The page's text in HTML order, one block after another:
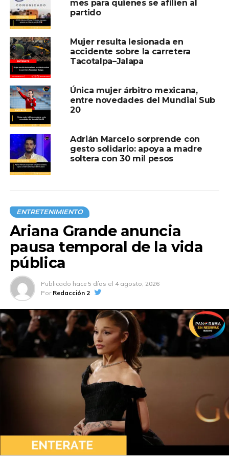
Baldwin a enfrentar hasta 18 meses de prisión, si se
demuestra su culpabilidad.
Compartir en:
TEMAS RELACIONADOS: ALEC BALDWIN
CAFETERÍA
CELULAR
CONFRONTACIÓN GOLPEÓ
MUJER
PORTADA
Andrea Bocelli celebrará aniversario con
latino
NO TE PIERDAS
Tuit falso desata polémica entre Bellakath y
Wendy Guevara
mes para quienes se afilien al
partido
Mujer resulta lesionada en
accidente sobre la carretera
Tacotalpa–Jalapa
Única mujer árbitro mexicana,
entre novedades del Mundial Sub
20
Adrián Marcelo sorprende con
gesto solidario: apoya a madre
soltera con 30 mil pesos
ENTRETENIMIENTO
Ariana Grande anuncia
pausa temporal de la vida
pública
Publicado hace 5 días el 4 agosto, 2026
Por Redacción 2